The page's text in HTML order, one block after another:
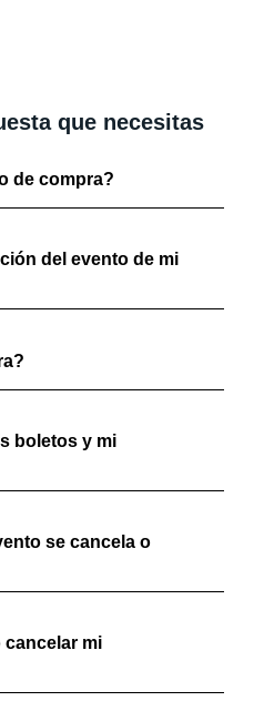
que necesitas
de compra?
del evento de mi
boletos y mi
se cancela o
cancelar mi